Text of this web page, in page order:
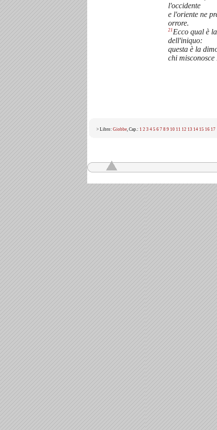
l'occidente
e l'oriente ne
orrore.
21 Ecco qual è
dell'iniquo:
questa è la
chi
> Libro: Giobbe, Cap.: 1 2 3 4 5 6 7 8 9 10 11 12 13 14 15 16 17